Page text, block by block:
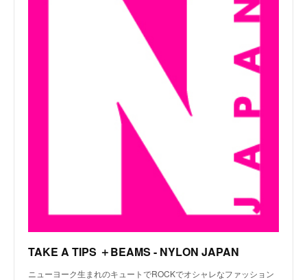
TAKE A TIPS ＋BEAMS - NYLON JAPAN
ニューヨーク生まれのキュートでROCKでオシャレなファッション